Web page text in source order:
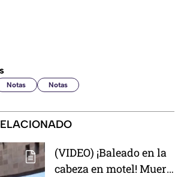
Notas Notas
(VIDEO) ¡Baleado en la
cabeza en motel! Muere